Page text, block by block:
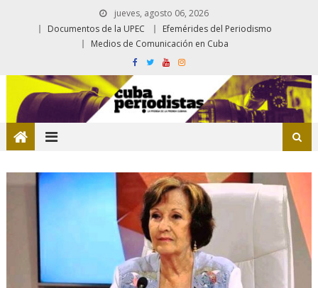
jueves, agosto 06, 2026
Documentos de la UPEC
Efemérides del Periodismo
Medios de Comunicación en Cuba